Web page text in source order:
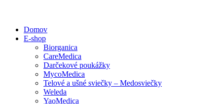
Domov
E-shop
Biorganica
CareMedica
Darčekové poukážky
MycoMedica
Telové a ušné sviečky – Medosviečky
Weleda
YaoMedica